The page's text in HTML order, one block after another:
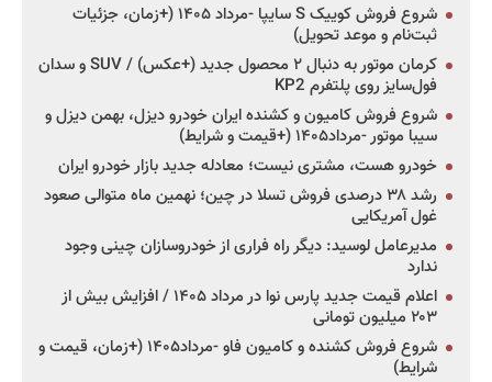
شروع فروش کوییک S سایپا -مرداد ۱۴۰۵ (+زمان، جزئیات
ثبت‌نام و موعد تحویل)
کرمان موتور به دنبال ۲ محصول جدید (+عکس) / SUV و سدان
فول‌سایز روی پلتفرم KP2
شروع فروش کامیون و کشنده ایران خودرو دیزل، بهمن دیزل و
سیبا موتور -مرداد۱۴۰۵ (+قیمت و شرایط)
خودرو هست، مشتری نیست؛ معادله جدید بازار خودرو ایران
رشد ۳۸ درصدی فروش تسلا در چین؛ نهمین ماه متوالی صعود
غول آمریکایی
مدیرعامل لوسید: دیگر راه فراری از خودروسازان چینی وجود
ندارد
اعلام قیمت جدید پارس نوا در مرداد ۱۴۰۵ / افزایش بیش از
۲۰۳ میلیون تومانی
شروع فروش کشنده و کامیون فاو -مرداد۱۴۰۵ (+زمان، قیمت و
شرایط)